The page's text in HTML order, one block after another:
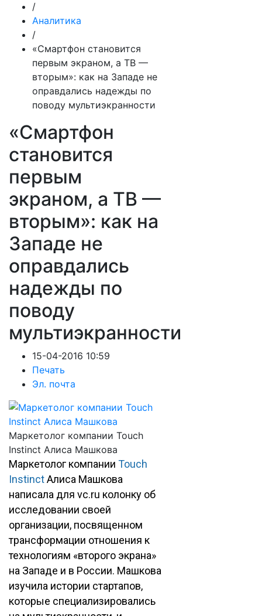
/
Аналитика
/
«Смартфон становится
первым экраном, а ТВ —
вторым»: как на Западе не
оправдались надежды по
поводу мультиэкранности
«Смартфон
становится
первым
экраном, а ТВ —
вторым»: как на
Западе не
оправдались
надежды по
поводу
мультиэкранности
15-04-2016 10:59
Печать
Эл. почта
Маркетолог компании Touch
Instinct Алиса Машкова
Маркетолог компании Touch
InstinctАлиса Машкова
написала для vc.ru колонку об
исследовании своей
организации, посвященном
трансформации отношения к
технологиям «второго экрана»
на Западе и в России. Машкова
изучила истории стартапов,
которые специализировались